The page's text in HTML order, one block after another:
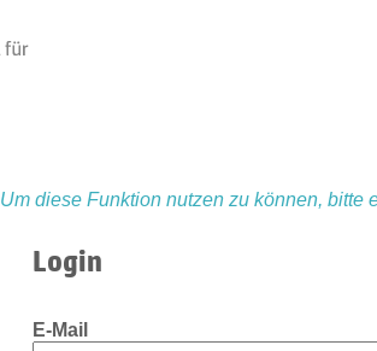
Um diese Funktion nutzen zu können, bitte
Login
E-Mail